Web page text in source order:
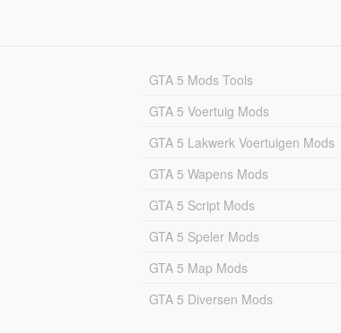
GTA 5 Mods Tools
GTA 5 Voertuig Mods
GTA 5 Lakwerk Voertuigen Mods
GTA 5 Wapens Mods
GTA 5 Script Mods
GTA 5 Speler Mods
GTA 5 Map Mods
GTA 5 Diversen Mods